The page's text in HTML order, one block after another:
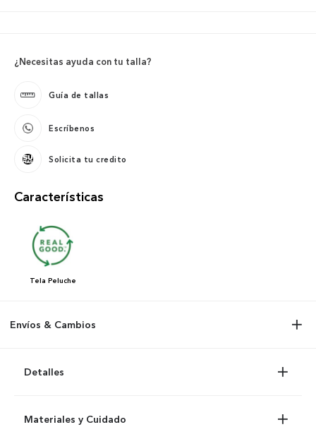
¿Necesitas ayuda con tu talla?
Guía de tallas
Escríbenos
Solicita tu credito
Características
Tela Peluche
Envíos & Cambios
Detalles
Materiales y Cuidado